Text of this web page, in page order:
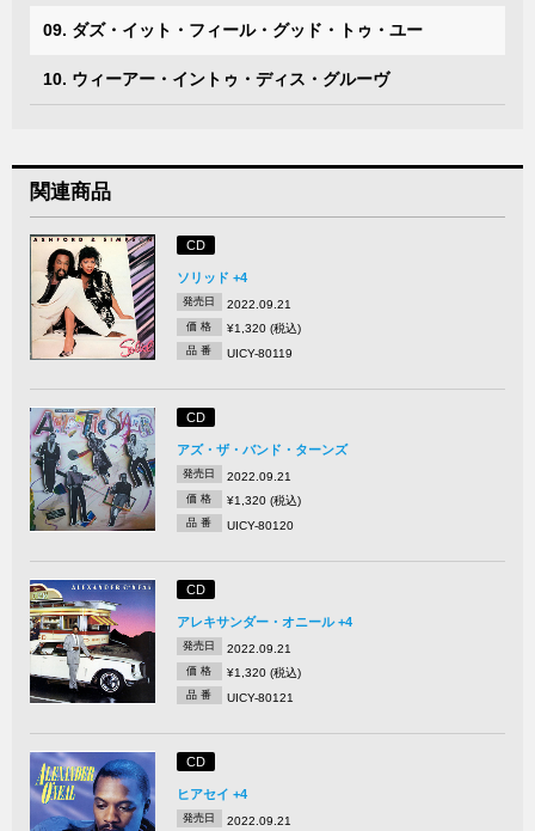
09. ダズ・イット・フィール・グッド・トゥ・ユー
10. ウィーアー・イントゥ・ディス・グルーヴ
関連商品
CD
ソリッド +4
発売日 2022.09.21
価 格 ¥1,320 (税込)
品 番 UICY-80119
CD
アズ・ザ・バンド・ターンズ
発売日 2022.09.21
価 格 ¥1,320 (税込)
品 番 UICY-80120
CD
アレキサンダー・オニール +4
発売日 2022.09.21
価 格 ¥1,320 (税込)
品 番 UICY-80121
CD
ヒアセイ +4
発売日 2022.09.21